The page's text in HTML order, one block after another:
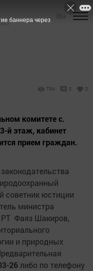
794 0 0
комитете с.
й этаж, кабинет
прием граждан.
советник юстиции
министра
РТ Фаяз Шакиров,
и природных
26 либо по телефону
баннера через